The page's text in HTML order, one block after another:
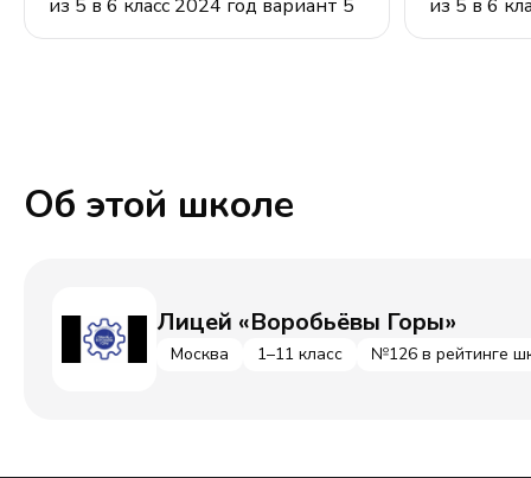
из 5 в 6 класс 2024 год вариант 5
из 5 в 6
Об этой школе
Лицей «Воробьёвы Горы»
Москва 1–11 класс №126 в рейтинге